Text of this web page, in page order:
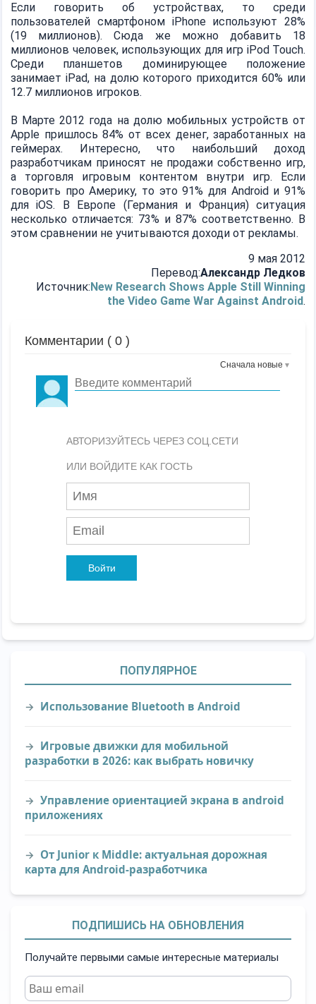
Если говорить об устройствах, то среди
пользователей смартфоном iPhone используют 28%
(19 миллионов). Сюда же можно добавить 18
миллионов человек, использующих для игр iPod Touch.
Среди планшетов доминирующее положение
занимает iPad, на долю которого приходится 60% или
12.7 миллионов игроков.
В Марте 2012 года на долю мобильных устройств от
Apple пришлось 84% от всех денег, заработанных на
геймерах. Интересно, что наибольший доход
разработчикам приносят не продажи собственно игр,
а торговля игровым контентом внутри игр. Если
говорить про Америку, то это 91% для Android и 91%
для iOS. В Европе (Германия и Франция) ситуация
несколько отличается: 73% и 87% соответственно. В
этом сравнении не учитываются доходи от рекламы.
9 мая 2012
Перевод:Александр Ледков
Источник:New Research Shows Apple Still Winning
the Video Game War Against Android.
Комментарии ( 0 )
Сначала новые
АВТОРИЗУЙТЕСЬ ЧЕРЕЗ СОЦ.СЕТИ
ИЛИ ВОЙДИТЕ КАК ГОСТЬ
Войти
ПОПУЛЯРНОЕ
Использование Bluetooth в Android
Игровые движки для мобильной
разработки в 2026: как выбрать новичку
Управление ориентацией экрана в android
приложениях
От Junior к Middle: актуальная дорожная
карта для Android-разработчика
ПОДПИШИСЬ НА ОБНОВЛЕНИЯ
Получайте первыми самые интересные материалы